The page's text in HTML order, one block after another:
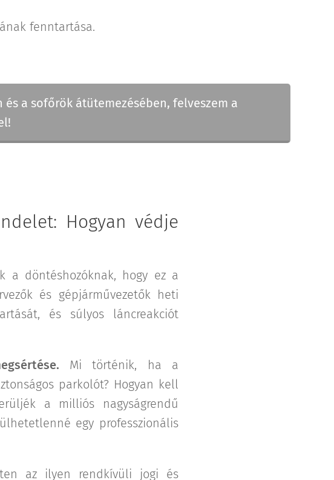
fenntartása.
és a sofőrök átütemezésében, felveszem a
Hogyan védje
a döntéshozóknak, hogy ez a
és gépjárművezetők heti
és súlyos láncreakciót
Mi történik, ha a
parkolót? Hogyan kell
a milliós nagyságrendű
egy professzionális
az ilyen rendkívüli jogi és